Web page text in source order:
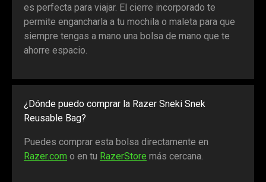
es perfecta para viajar. El cierre incorporado te
permite engancharla a tu mochila o maleta para que
siempre tengas a mano una bolsa de mano que te
ahorre espacio.
¿Dónde puedo comprar la Razer Sneki Snek
Reusable Bag?
Puedes comprar esta bolsa directamente en
Razer.com o en tu RazerStore más cercana.